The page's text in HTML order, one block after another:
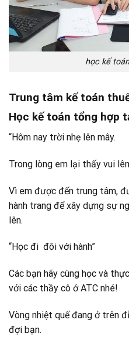
học kế
Trung tâm kế toán
Học kế toán tổng hợp
“Hôm nay trời nhẹ lên mây.
Trong lòng em lại thấy vui lên
Vì em được đến trung tâm,
hành trang để xây dựng sự
lên.
“Học đi đôi với hành”
Các bạn hãy cùng học và
với các thầy cô ở ATC nhé!
Vòng nhiệt quế đang ở trên
đợi bạn.